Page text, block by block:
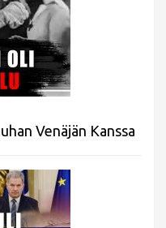
Venäjän Kanssa